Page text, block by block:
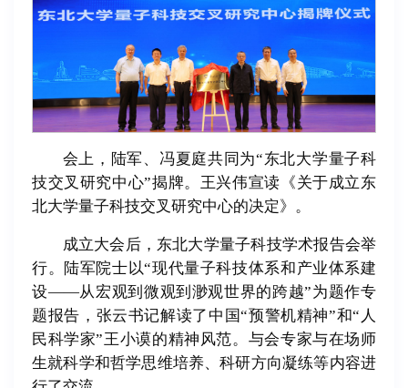
会上，陆军、冯夏庭共同为“东北大学量子科
技交叉研究中心”揭牌。王兴伟宣读《关于成立东
北大学量子科技交叉研究中心的决定》。
成立大会后，东北大学量子科技学术报告会举
行。陆军院士以“现代量子科技体系和产业体系建
设——从宏观到微观到渺观世界的跨越”为题作专
题报告，张云书记解读了中国“预警机精神”和“人
民科学家”王小谟的精神风范。与会专家与在场师
生就科学和哲学思维培养、科研方向凝练等内容进